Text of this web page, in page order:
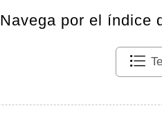
Navega por el índice